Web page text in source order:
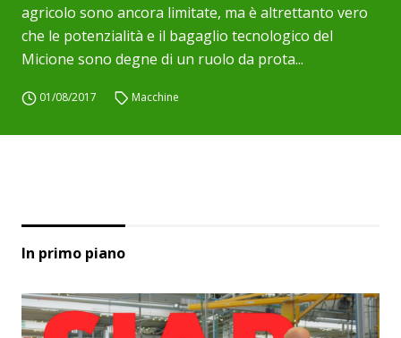
agricolo sono ancora limitate, ma è altrettanto vero
che le potenzialità e il bagaglio tecnologico del
Micione sono degne di un ruolo da prota...
01/08/2017 Macchine
In primo piano